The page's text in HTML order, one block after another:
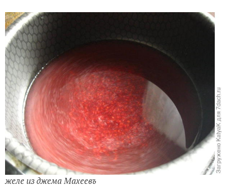
желе из джема Махеевъ